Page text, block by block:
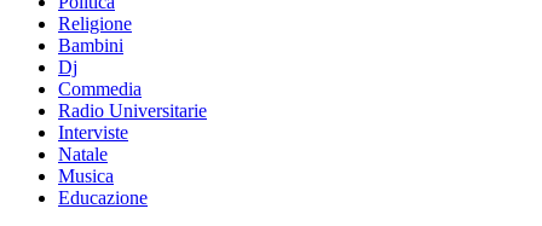
Religione
Bambini
Dj
Commedia
Radio Universitarie
Interviste
Natale
Musica
Educazione